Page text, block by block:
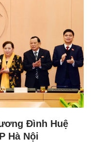
Đình Huệ
Hà Nội